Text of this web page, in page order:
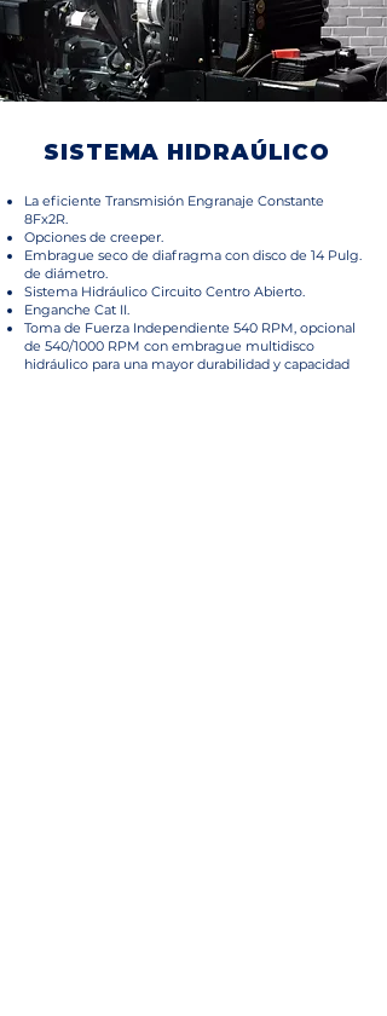
SISTEMA HIDRAÚLICO
La eficiente Transmisión Engranaje Constante
8Fx2R.
Opciones de creeper.
Embrague seco de diafragma con disco de 14 Pulg.
de diámetro.
Sistema Hidráulico Circuito Centro Abierto.
Enganche Cat II.
Toma de Fuerza Independiente 540 RPM, opcional
de 540/1000 RPM con embrague multidisco
hidráulico para una mayor durabilidad y capacidad